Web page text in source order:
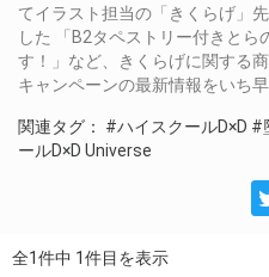
てイラスト担当の「きくらげ」
した 「B2タペストリー付きとら
す！」など、きくらげに関する
キャンペーンの最新情報をいち
関連タグ： #ハイスクールD×D #
ールD×D Universe
全1件中 1件目を表示